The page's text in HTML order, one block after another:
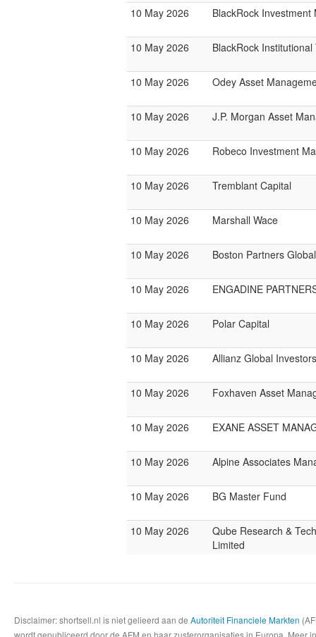
10 May 2026
BlackRock Investment
10 May 2026 BlackRock
10 May 2026 Odey Asset
10 May 2026 J.P. Morgan Asset
10 May 2026 Robeco Investment
10 May 2026 Tremblant Capital
10 May 2026 Marshall Wace
10 May 2026 Boston Partners
10 May 2026 ENGADINE
10 May 2026 Polar Capital
10 May 2026 Allianz Global Investors
10 May 2026 Foxhaven Asset
10 May 2026 EXANE ASSET
10 May 2026 Alpine Associates
10 May 2026 BG Master Fund
10 May 2026
Qube Research &
Limited
Disclaimer: shortsell.nl is niet gelieerd aan de Autoriteit Financiele Markten
wordt gepubliceerd door de AFM en haar zusterorganisaties in Europa.